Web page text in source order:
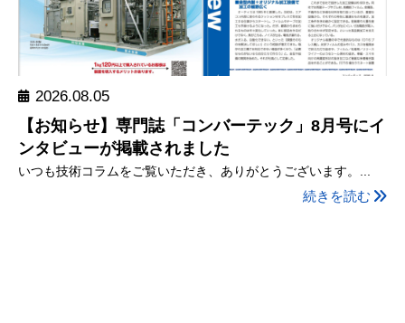
2026.08.05
【お知らせ】専門誌「コンバーテック」8月号にイ
ンタビューが掲載されました
いつも技術コラムをご覧いただき、ありがとうございます。...
続きを読む